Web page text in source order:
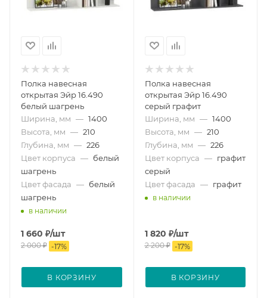
Полка навесная
открытая Эйр 16.490
белый шагрень
Ширина, мм — 1400
Высота, мм — 210
Глубина, мм — 226
Цвет корпуса — белый
шагрень
Цвет фасада — белый
шагрень
в наличии
1 660 ₽/шт
2 000₽ -17%
В КОРЗИНУ
Полка навесная
открытая Эйр 16.490
серый графит
Ширина, мм — 1400
Высота, мм — 210
Глубина, мм — 226
Цвет корпуса — графит
серый
Цвет фасада — графит
в наличии
1 820 ₽/шт
2 200₽ -17%
В КОРЗИНУ